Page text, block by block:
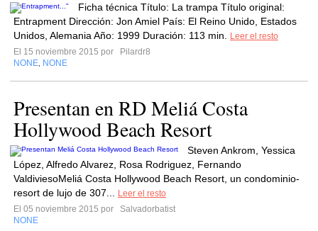
Ficha técnica Título: La trampa Título original:
Entrapment Dirección: Jon Amiel País: El Reino Unido, Estados
Unidos, Alemania Año: 1999 Duración: 113 min.
Leer el resto
El 15 noviembre 2015 por
Pilardr8
NONE NONE
Presentan en RD Meliá Costa
Hollywood Beach Resort
Steven Ankrom, Yessica
López, Alfredo Alvarez, Rosa Rodriguez, Fernando
ValdiviesoMeliá Costa Hollywood Beach Resort, un condominio-
resort de lujo de 307...
Leer el resto
El 05 noviembre 2015 por
Salvadorbatist
NONE